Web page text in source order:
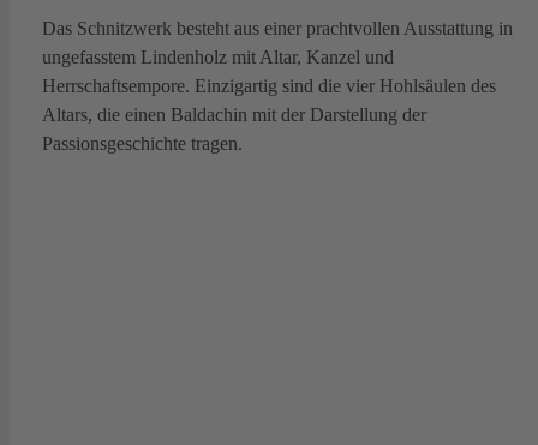
Das Schnitzwerk besteht aus einer prachtvollen Ausstattung in
ungefasstem Lindenholz mit Altar, Kanzel und
Herrschaftsempore. Einzigartig sind die vier Hohlsäulen des
Altars, die einen Baldachin mit der Darstellung der
Passionsgeschichte tragen.